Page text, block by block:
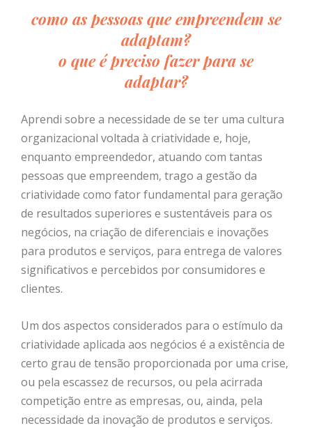
como as pessoas que empreendem se
adaptam?
o que é preciso fazer para se
adaptar?
Aprendi sobre a necessidade de se ter uma cultura
organizacional voltada à criatividade e, hoje,
enquanto empreendedor, atuando com tantas
pessoas que empreendem, trago a gestão da
criatividade como fator fundamental para geração
de resultados superiores e sustentáveis para os
negócios, na criação de diferenciais e inovações
para produtos e serviços, para entrega de valores
significativos e percebidos por consumidores e
clientes.
Um dos aspectos considerados para o estímulo da
criatividade aplicada aos negócios é a existência de
certo grau de tensão proporcionada por uma crise,
ou pela escassez de recursos, ou pela acirrada
competição entre as empresas, ou, ainda, pela
necessidade da inovação de produtos e serviços.